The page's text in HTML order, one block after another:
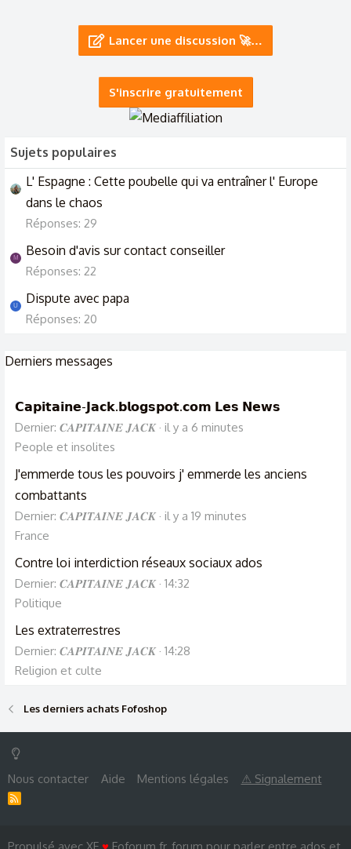
Nouvel achat : Stop pub bas du forum
Lancer une discussion 🚀…
S'inscrire gratuitement
Sujets populaires
L' Espagne : Cette poubelle qui va entraîner l' Europe
dans le chaos
Réponses: 29
M Besoin d'avis sur contact conseiller
Réponses: 22
U Dispute avec papa
Réponses: 20
Derniers messages
𝗖𝗮𝗽𝗶𝘁𝗮𝗶𝗻𝗲-𝗝𝗮𝗰𝗸.𝗯𝗹𝗼𝗴𝘀𝗽𝗼𝘁.𝗰𝗼𝗺 𝗟𝗲𝘀 𝗡𝗲𝘄𝘀
Dernier: 𝑪𝑨𝑷𝑰𝑻𝑨𝑰𝑵𝑬 𝑱𝑨𝑪𝑲 il y a 6 minutes
People et insolites
J'emmerde tous les pouvoirs j' emmerde les anciens
combattants
Dernier: 𝑪𝑨𝑷𝑰𝑻𝑨𝑰𝑵𝑬 𝑱𝑨𝑪𝑲 il y a 19 minutes
France
Contre loi interdiction réseaux sociaux ados
Dernier: 𝑪𝑨𝑷𝑰𝑻𝑨𝑰𝑵𝑬 𝑱𝑨𝑪𝑲 14:32
Politique
Les extraterrestres
Dernier: 𝑪𝑨𝑷𝑰𝑻𝑨𝑰𝑵𝑬 𝑱𝑨𝑪𝑲 14:28
Religion et culte
Les derniers achats Fofoshop
Nous contacter Aide Mentions légales ⚠ Signalement